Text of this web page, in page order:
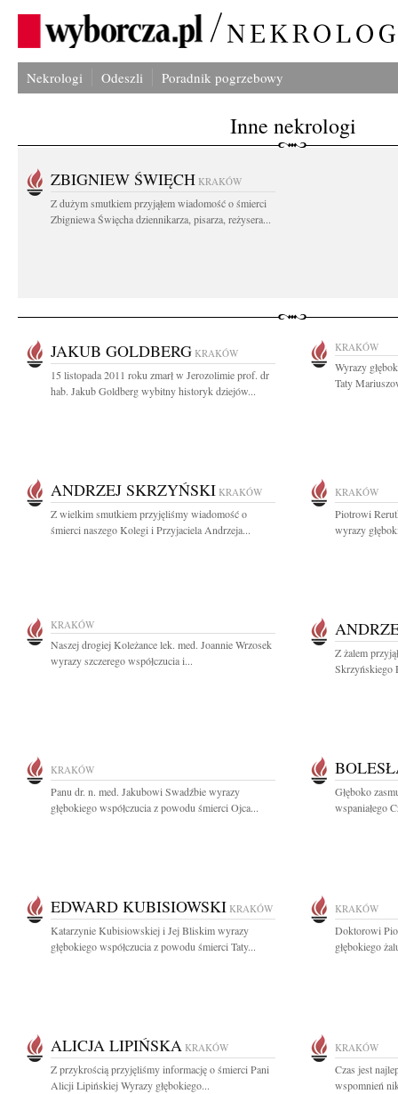
Nekrologi Odeszli Poradnik pogrzebowy
Inne nekrologi
ZBIGNIEW ŚWIĘCH KRAKÓW
Z dużym smutkiem przyjąłem wiadomość o śmierci
Zbigniewa Święcha dziennikarza, pisarza, reżysera...
JAKUB GOLDBERG KRAKÓW
15 listopada 2011 roku zmarł w Jerozolimie prof. dr
hab. Jakub Goldberg wybitny historyk dziejów...
KRAKÓW
Wyrazy
Taty
ANDRZEJ SKRZYŃSKI KRAKÓW
Z wielkim smutkiem przyjęliśmy wiadomość o
śmierci naszego Kolegi i Przyjaciela Andrzeja...
KRAKÓW
Piotrowi
wyrazy
KRAKÓW
Naszej drogiej Koleżance lek. med. Joannie Wrzosek
wyrazy szczerego współczucia i...
Z żalem
Skrzyńskiego
KRAKÓW
Panu dr. n. med. Jakubowi Swadźbie wyrazy
głębokiego współczucia z powodu śmierci Ojca...
Głęboko
wspaniałego
EDWARD KUBISIOWSKI KRAKÓW
Katarzynie Kubisiowskiej i Jej Bliskim wyrazy
głębokiego współczucia z powodu śmierci Taty...
KRAKÓW
Doktorowi
głębokiego
ALICJA LIPIŃSKA KRAKÓW
Z przykrością przyjęliśmy informację o śmierci Pani
Alicji Lipińskiej Wyrazy głębokiego...
KRAKÓW
Czas jest
wspomnień